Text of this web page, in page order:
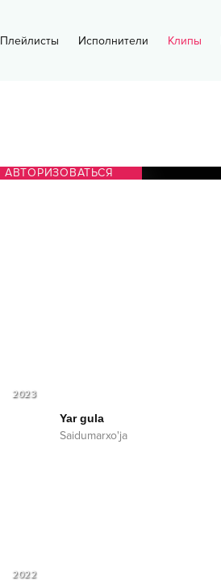
Плейлисты Исполнители Клипы
АВТОРИЗОВАТЬСЯ
2023
Yar gula
Saidumarxo'ja
2022